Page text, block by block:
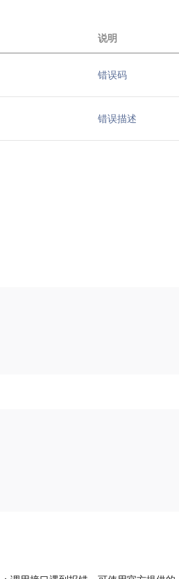
说明
错误码
错误描述